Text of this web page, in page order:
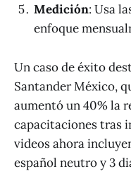
Medición: Usa
enfoque
Un caso de éxito
Santander México,
aumentó un 40% la
capacitaciones tras
videos ahora
español neutro y 3